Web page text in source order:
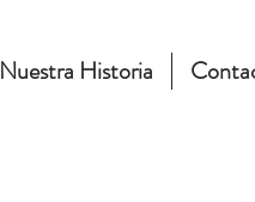
Nuestra Historia